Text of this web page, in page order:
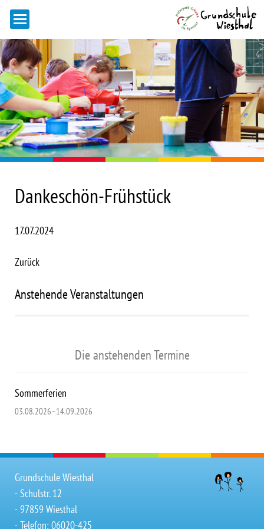
Dankeschön-Frühstück
17.07.2024
Zurück
Anstehende Veranstaltungen
Die anstehenden Termine
Sommerferien
03.08.2026–14.09.2026
Grundschule Wiesthal
∙ Schulstr. 12
∙ 97859 Wiesthal
∙ Telefon: 06020-425